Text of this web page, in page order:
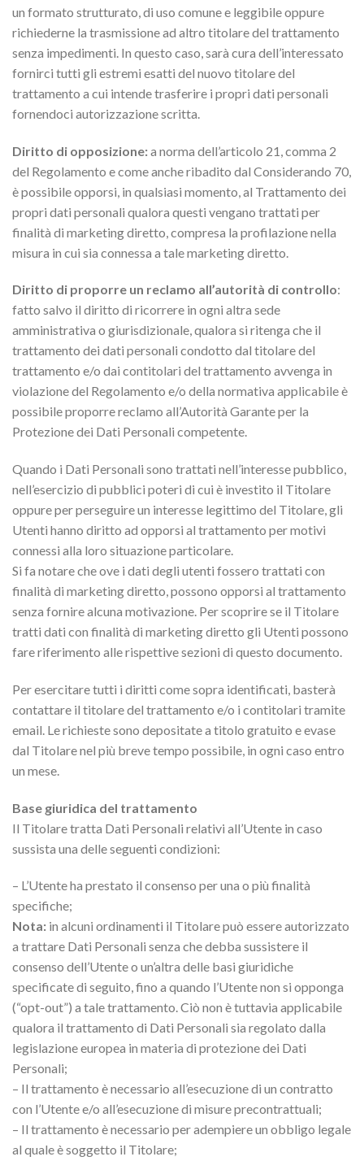
un formato strutturato, di uso comune e leggibile oppure
richiederne la trasmissione ad altro titolare del trattamento
senza impedimenti. In questo caso, sarà cura dell’interessato
fornirci tutti gli estremi esatti del nuovo titolare del
trattamento a cui intende trasferire i propri dati personali
fornendoci autorizzazione scritta.
Diritto di opposizione:a norma dell’articolo 21, comma 2
del Regolamento e come anche ribadito dal Considerando 70,
è possibile opporsi, in qualsiasi momento, al Trattamento dei
propri dati personali qualora questi vengano trattati per
finalità di marketing diretto, compresa la profilazione nella
misura in cui sia connessa a tale marketing diretto.
Diritto di proporre un reclamo all’autorità di controllo:
fatto salvo il diritto di ricorrere in ogni altra sede
amministrativa o giurisdizionale, qualora si ritenga che il
trattamento dei dati personali condotto dal titolare del
trattamento e/o dai contitolari del trattamento avvenga in
violazione del Regolamento e/o della normativa applicabile è
possibile proporre reclamo all’Autorità Garante per la
Protezione dei Dati Personali competente.
Quando i Dati Personali sono trattati nell’interesse pubblico,
nell’esercizio di pubblici poteri di cui è investito il Titolare
oppure per perseguire un interesse legittimo del Titolare, gli
Utenti hanno diritto ad opporsi al trattamento per motivi
connessi alla loro situazione particolare.
Si fa notare che ove i dati degli utenti fossero trattati con
finalità di marketing diretto, possono opporsi al trattamento
senza fornire alcuna motivazione. Per scoprire se il Titolare
tratti dati con finalità di marketing diretto gli Utenti possono
fare riferimento alle rispettive sezioni di questo documento.
Per esercitare tutti i diritti come sopra identificati, basterà
contattare il titolare del trattamento e/o i contitolari tramite
email. Le richieste sono depositate a titolo gratuito e evase
dal Titolare nel più breve tempo possibile, in ogni caso entro
un mese.
Base giuridica del trattamento
Il Titolare tratta Dati Personali relativi all’Utente in caso
sussista una delle seguenti condizioni:
– L’Utente ha prestato il consenso per una o più finalità
specifiche;
Nota: in alcuni ordinamenti il Titolare può essere autorizzato
a trattare Dati Personali senza che debba sussistere il
consenso dell’Utente o un’altra delle basi giuridiche
specificate di seguito, fino a quando l’Utente non si opponga
(“opt-out”) a tale trattamento. Ciò non è tuttavia applicabile
qualora il trattamento di Dati Personali sia regolato dalla
legislazione europea in materia di protezione dei Dati
Personali;
– Il trattamento è necessario all’esecuzione di un contratto
con l’Utente e/o all’esecuzione di misure precontrattuali;
– Il trattamento è necessario per adempiere un obbligo legale
al quale è soggetto il Titolare;